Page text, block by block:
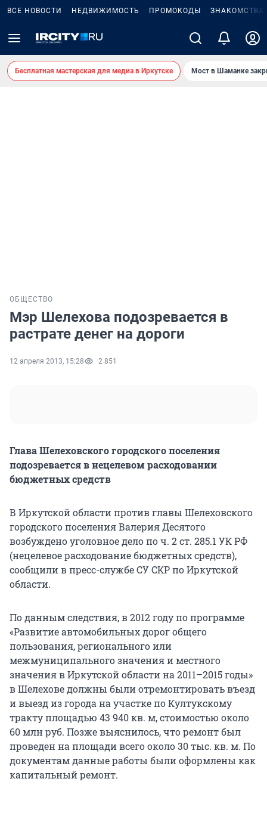
ВСЕ НОВОСТИ НЕДВИЖИМОСТЬ ПРОМОКОДЫ ЗНАКОМСТВА
Бесплатная мастерская для медиа в Иркутске Мост в Шаманке
ОБЩЕСТВО
Мэр Шелехова подозревается в
растрате денег на дороги
12 апреля 2013, 15:28 2 851
Глава Шелеховского городского поселения
подозревается в нецелевом расходовании
бюджетных средств
В Иркутской области против главы Шелеховского
городского поселения Валерия Десятого
возбуждено уголовное дело по ч. 2 ст. 285.1 УК РФ
(нецелевое расходование бюджетных средств),
сообщили в пресс-службе СУ СКР по Иркутской
области.
По данным следствия, в 2012 году по программе
«Развитие автомобильных дорог общего
пользования, регионального или
межмуниципального значения и местного
значения в Иркутской области на 2011–2015 годы»
в Шелехове должны были отремонтировать въезд
и выезд из города на участке по Култукскому
тракту площадью 43 940 кв. м, стоимостью около
60 млн руб. Позже выяснилось, что ремонт был
проведен на площади всего около 30 тыс. кв. м. По
документам данные работы были оформлены как
капитальный ремонт.